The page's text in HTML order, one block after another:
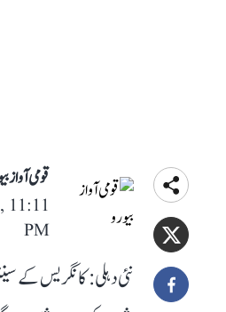
قومی آواز
11:11
PM
نئی دہلی: کانگریس کے